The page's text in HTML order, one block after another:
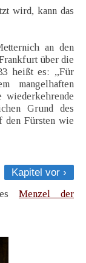
wird, kann das
an den
über die
heißt es: „Für
mangelhaften
wiederkehrende
Grund des
den Fürsten wie
Kapitel vor ›
Menzel der